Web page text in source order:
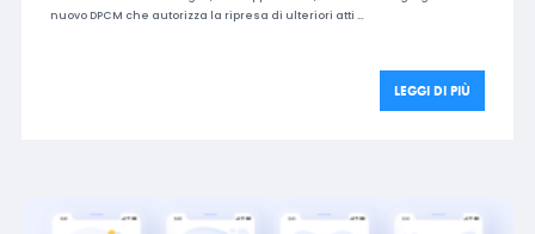
nuovo DPCM che autorizza la ripresa di ulteriori atti …
LEGGI DI PIÙ